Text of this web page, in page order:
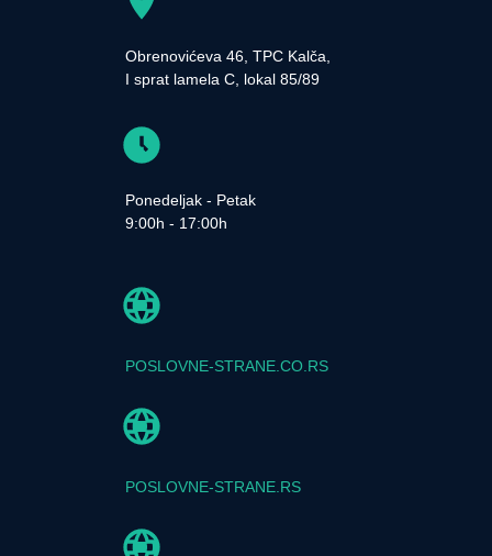
Obrenovićeva 46, TPC Kalča,
I sprat lamela C, lokal 85/89
Ponedeljak - Petak
9:00h - 17:00h
POSLOVNE-STRANE.CO.RS
POSLOVNE-STRANE.RS